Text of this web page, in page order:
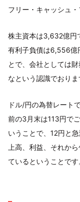
フリー・キャッシュ
株主資本は3,632億円
有利子負債は6,556億
とで、会社としては
なという認識でおりま
ドル/円の為替レート
前の3月末は113円で
いうことで、12円と
上高、利益、それか
ているということです